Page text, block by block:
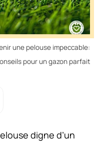
une pelouse impeccable:
pour un gazon parfait
digne d’un